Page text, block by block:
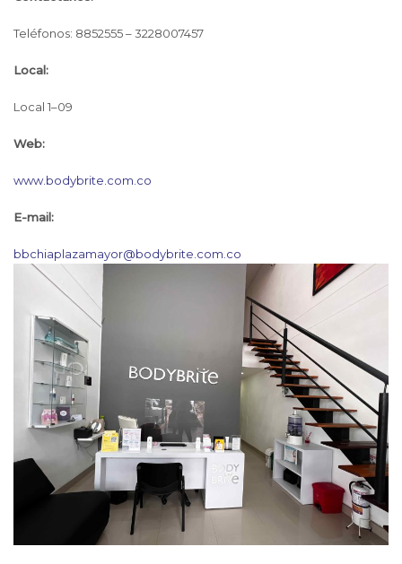
Teléfonos: 8852555 – 3228007457
Local:
Local 1–09
Web:
www.bodybrite.com.co
E-mail:
bbchiaplazamayor@bodybrite.com.co